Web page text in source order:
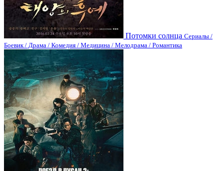
Потомки солнца Сериалы /
Боевик / Драма / Комедия / Медицина / Мелодрама / Романтика